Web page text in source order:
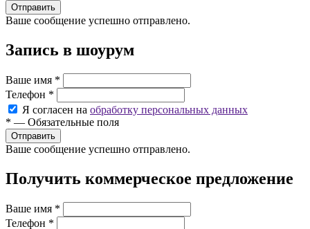
Ваше сообщение успешно отправлено.
Запись в шоурум
Ваше имя *
Телефон *
Я согласен на обработку персональных данных
* — Обязательные поля
Ваше сообщение успешно отправлено.
Получить коммерческое предложение
Ваше имя *
Телефон *